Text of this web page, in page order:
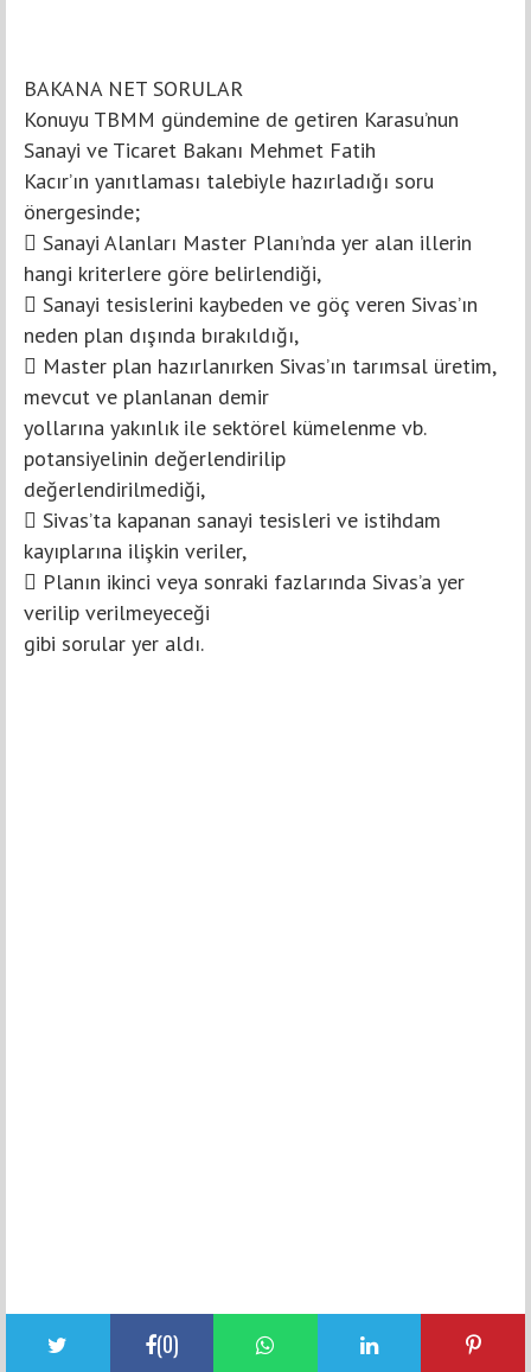
BAKANA NET SORULAR
Konuyu TBMM gündemine de getiren Karasu’nun
Sanayi ve Ticaret Bakanı Mehmet Fatih
Kacır’ın yanıtlaması talebiyle hazırladığı soru
önergesinde;
 Sanayi Alanları Master Planı’nda yer alan illerin
hangi kriterlere göre belirlendiği,
 Sanayi tesislerini kaybeden ve göç veren Sivas’ın
neden plan dışında bırakıldığı,
 Master plan hazırlanırken Sivas’ın tarımsal üretim,
mevcut ve planlanan demir
yollarına yakınlık ile sektörel kümelenme vb.
potansiyelinin değerlendirilip
değerlendirilmediği,
 Sivas’ta kapanan sanayi tesisleri ve istihdam
kayıplarına ilişkin veriler,
 Planın ikinci veya sonraki fazlarında Sivas’a yer
verilip verilmeyeceği
gibi sorular yer aldı.
(0)